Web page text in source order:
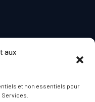
aux
et non essentiels pour